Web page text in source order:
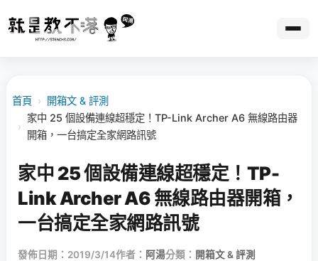
首頁 › 開箱文 & 評測
›
家中 25 個設備連線超穩定！TP-Link Archer A6 無線路由器
開箱，一台搞定全家網路訊號
家中 25 個設備連線超穩定！TP-
Link Archer A6 無線路由器開箱，
一台搞定全家網路訊號
發佈日期：2019/3/14作者： 阿湯分類： 開箱文 & 評測